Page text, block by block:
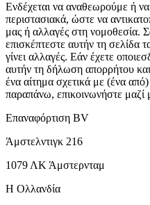
Ενδέχεται να αναθεωρούμε ή
περιστασιακά, ώστε να
μας ή αλλαγές στη νομοθεσία.
επισκέπτεστε αυτήν τη σελίδα
γίνει αλλαγές. Εάν έχετε
αυτήν τη δήλωση απορρήτου
ένα αίτημα σχετικά με (ένα
παραπάνω, επικοινωνήστε μαζί
Επαναφόρτιση BV
Άμστελντιγκ 216
1079 ΛΚ Άμστερνταμ
Η Ολλανδία